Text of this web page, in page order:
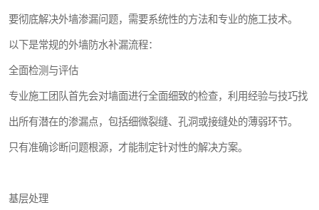
要彻底解决外墙渗漏问题，需要系统性的方法和专业的施工技术。
以下是常规的外墙防水补漏流程：
全面检测与评估
专业施工团队首先会对墙面进行全面细致的检查，利用经验与技巧找
出所有潜在的渗漏点，包括细微裂缝、孔洞或接缝处的薄弱环节。
只有准确诊断问题根源，才能制定针对性的解决方案。
基层处理